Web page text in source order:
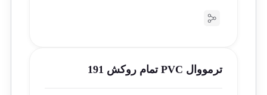
ترمووال PVC تمام روکش 191